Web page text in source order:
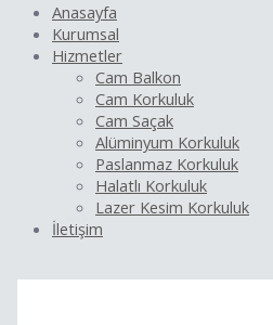
Anasayfa
Kurumsal
Hizmetler
Cam Balkon
Cam Korkuluk
Cam Saçak
Alüminyum Korkuluk
Paslanmaz Korkuluk
Halatlı Korkuluk
Lazer Kesim Korkuluk
İletişim